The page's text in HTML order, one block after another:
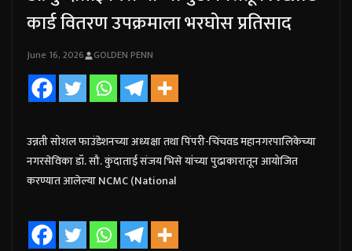
कार्ड वितरण उपक्रमाला भरघोस प्रतिसाद
June 16, 2026 GOLDEN PENN
उन्नती सोशल फाउंडेशनच्या अध्यक्षा तथा पिंपरी-चिंचवड महानगरपालिकेच्या
नगरसेविका डॉ. सौ. कुंदाताई संजय भिसे यांच्या पुढाकारातून आयोजित
करण्यात आलेल्या NCMC (National